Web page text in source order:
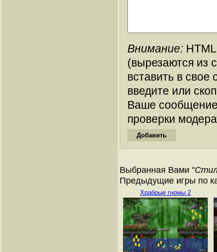
Внимание:
(вырезаются из
вставить в
введите или
Ваше
проверки
Выбранная Вами "
Предыдущие игры по
Храбрые гномы 2